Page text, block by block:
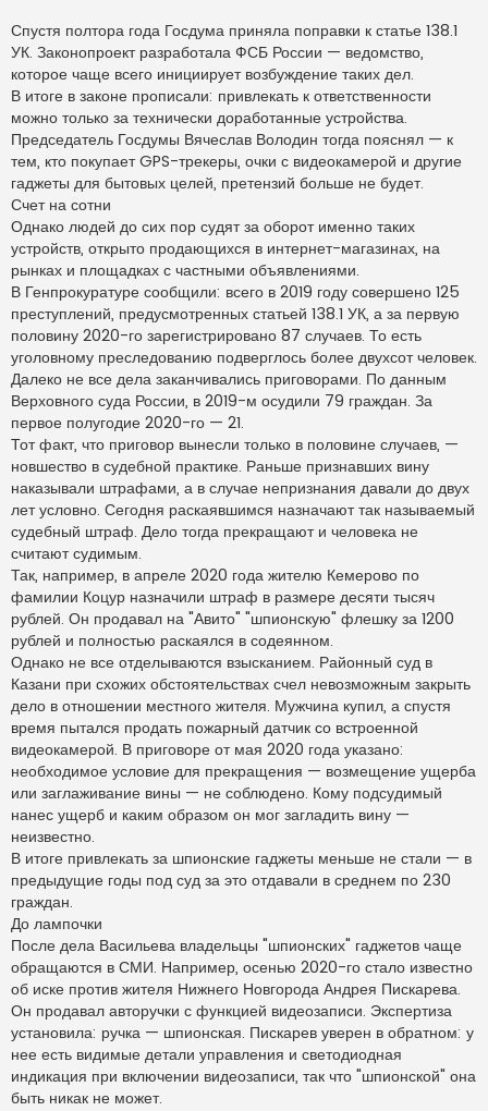
Спустя полтора года Госдума приняла поправки к статье 138.1
УК. Законопроект разработала ФСБ России — ведомство,
которое чаще всего инициирует возбуждение таких дел.
В итоге в законе прописали: привлекать к ответственности
можно только за технически доработанные устройства.
Председатель Госдумы Вячеслав Володин тогда пояснял — к
тем, кто покупает GPS-трекеры, очки с видеокамерой и другие
гаджеты для бытовых целей, претензий больше не будет.
Счет на сотни
Однако людей до сих пор судят за оборот именно таких
устройств, открыто продающихся в интернет-магазинах, на
рынках и площадках с частными объявлениями.
В Генпрокуратуре сообщили: всего в 2019 году совершено 125
преступлений, предусмотренных статьей 138.1 УК, а за первую
половину 2020-го зарегистрировано 87 случаев. То есть
уголовному преследованию подверглось более двухсот человек.
Далеко не все дела заканчивались приговорами. По данным
Верховного суда России, в 2019-м осудили 79 граждан. За
первое полугодие 2020-го — 21.
Тот факт, что приговор вынесли только в половине случаев, —
новшество в судебной практике. Раньше признавших вину
наказывали штрафами, а в случае непризнания давали до двух
лет условно. Сегодня раскаявшимся назначают так называемый
судебный штраф. Дело тогда прекращают и человека не
считают судимым.
Так, например, в апреле 2020 года жителю Кемерово по
фамилии Коцур назначили штраф в размере десяти тысяч
рублей. Он продавал на "Авито" "шпионскую" флешку за 1200
рублей и полностью раскаялся в содеянном.
Однако не все отделываются взысканием. Районный суд в
Казани при схожих обстоятельствах счел невозможным закрыть
дело в отношении местного жителя. Мужчина купил, а спустя
время пытался продать пожарный датчик со встроенной
видеокамерой. В приговоре от мая 2020 года указано:
необходимое условие для прекращения — возмещение ущерба
или заглаживание вины — не соблюдено. Кому подсудимый
нанес ущерб и каким образом он мог загладить вину —
неизвестно.
В итоге привлекать за шпионские гаджеты меньше не стали — в
предыдущие годы под суд за это отдавали в среднем по 230
граждан.
До лампочки
После дела Васильева владельцы "шпионских" гаджетов чаще
обращаются в СМИ. Например, осенью 2020-го стало известно
об иске против жителя Нижнего Новгорода Андрея Пискарева.
Он продавал авторучки с функцией видеозаписи. Экспертиза
установила: ручка — шпионская. Пискарев уверен в обратном: у
нее есть видимые детали управления и светодиодная
индикация при включении видеозаписи, так что "шпионской" она
быть никак не может.